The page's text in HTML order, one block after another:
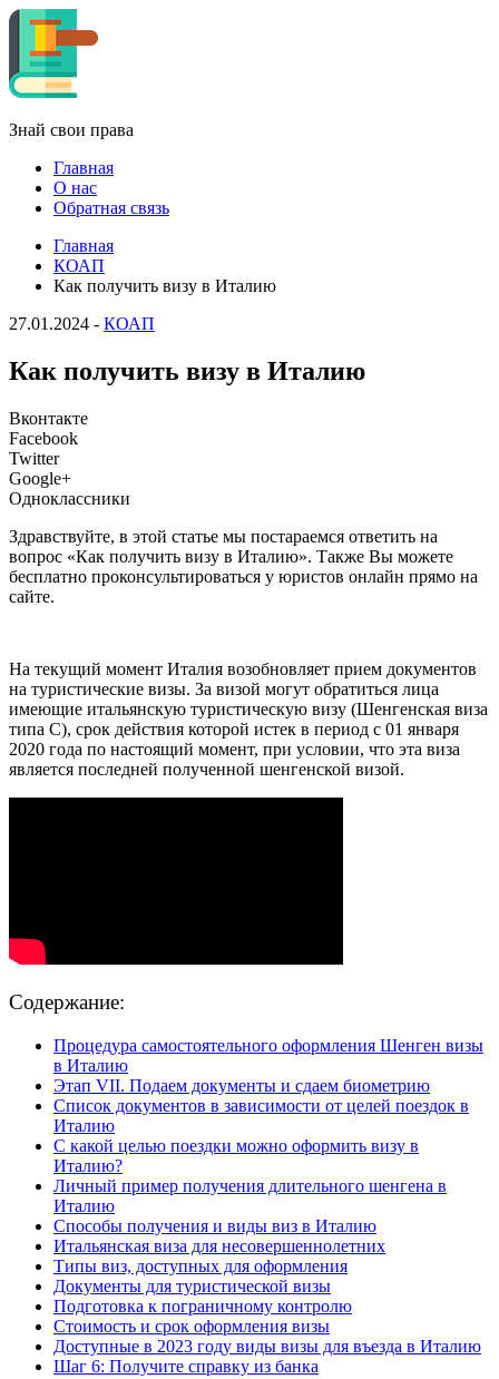
Знай свои права
Главная
О нас
Обратная связь
Главная
КОАП
Как получить визу в Италию
27.01.2024 - КОАП
Как получить визу в Италию
Вконтакте
Facebook
Twitter
Google+
Одноклассники
Здравствуйте, в этой статье мы постараемся ответить на
вопрос «Как получить визу в Италию». Также Вы можете
бесплатно проконсультироваться у юристов онлайн прямо на
сайте.
На текущий момент Италия возобновляет прием документов
на туристические визы. За визой могут обратиться лица
имеющие итальянскую туристическую визу (Шенгенская виза
типа С), срок действия которой истек в период с 01 января
2020 года по настоящий момент, при условии, что эта виза
является последней полученной шенгенской визой.
Содержание:
Процедура самостоятельного оформления Шенген визы
в Италию
Этап VII. Подаем документы и сдаем биометрию
Список документов в зависимости от целей поездок в
Италию
С какой целью поездки можно оформить визу в
Италию?
Личный пример получения длительного шенгена в
Италию
Способы получения и виды виз в Италию
Итальянская виза для несовершеннолетних
Типы виз, доступных для оформления
Документы для туристической визы
Подготовка к пограничному контролю
Стоимость и срок оформления визы
Доступные в 2023 году виды визы для въезда в Италию
Шаг 6: Получите справку из банка